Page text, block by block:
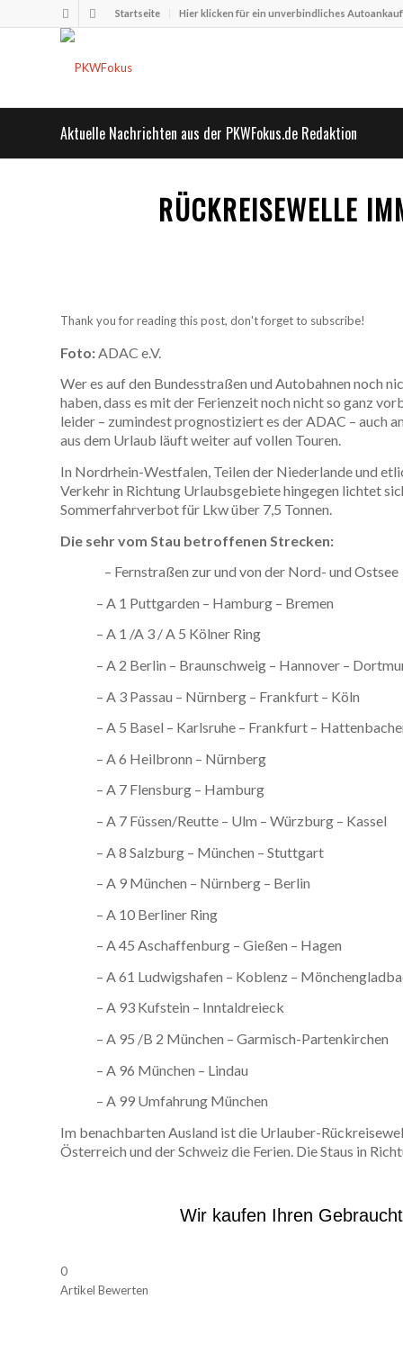
Startseite Hier klicken für ein unverbindliches
Aktuelle Nachrichten aus der PKWFokus.de Redaktion
RÜCKREISEWELLE
Thank you for reading this post, don't forget to subscribe!
Foto: ADAC e.V.
Wer es auf den Bundesstraßen und Autobahnen noch
haben, dass es mit der Ferienzeit noch nicht so ganz
leider – zumindest prognostiziert es der ADAC – auch
aus dem Urlaub läuft weiter auf vollen Touren.
In Nordrhein-Westfalen, Teilen der Niederlande und
Verkehr in Richtung Urlaubsgebiete hingegen lichtet
Sommerfahrverbot für Lkw über 7,5 Tonnen.
Die sehr vom Stau betroffenen Strecken:
– Fernstraßen zur und von der Nord- und Ostsee
– A 1 Puttgarden – Hamburg – Bremen
– A 1 /A 3 / A 5 Kölner Ring
– A 2 Berlin – Braunschweig – Hannover –
– A 3 Passau – Nürnberg – Frankfurt – Köln
– A 5 Basel – Karlsruhe – Frankfurt –
– A 6 Heilbronn – Nürnberg
– A 7 Flensburg – Hamburg
– A 7 Füssen/Reutte – Ulm – Würzburg – Kassel
– A 8 Salzburg – München – Stuttgart
– A 9 München – Nürnberg – Berlin
– A 10 Berliner Ring
– A 45 Aschaffenburg – Gießen – Hagen
– A 61 Ludwigshafen – Koblenz –
– A 93 Kufstein – Inntaldreieck
– A 95 /B 2 München – Garmisch-Partenkirchen
– A 96 München – Lindau
– A 99 Umfahrung München
Im benachbarten Ausland ist die Urlauber-
Österreich und der Schweiz die Ferien. Die Staus in
Wir kaufen Ihren
0
Artikel Bewerten